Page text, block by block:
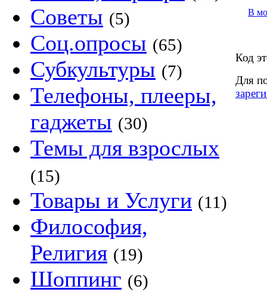
Советы (5)
Соц.опросы (65)
Субкультуры (7)
Телефоны, плееры,
гаджеты (30)
Темы для взрослых
(15)
Товары и Услуги (11)
Философия,
Религия (19)
Шоппинг (6)
В
Код
Для